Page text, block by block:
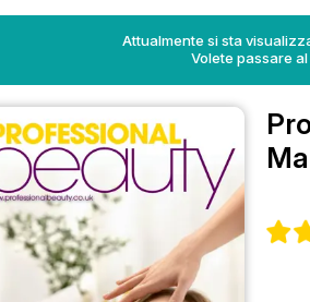
Attualmente si sta
Volete passare